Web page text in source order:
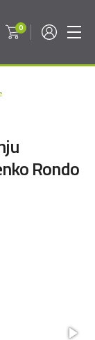
0
Rondo